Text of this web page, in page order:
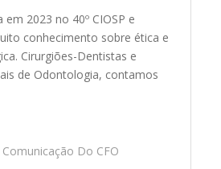
em 2023 no 40º CIOSP e
conhecimento sobre ética e
Cirurgiões-Dentistas e
de Odontologia, contamos
Do CFO